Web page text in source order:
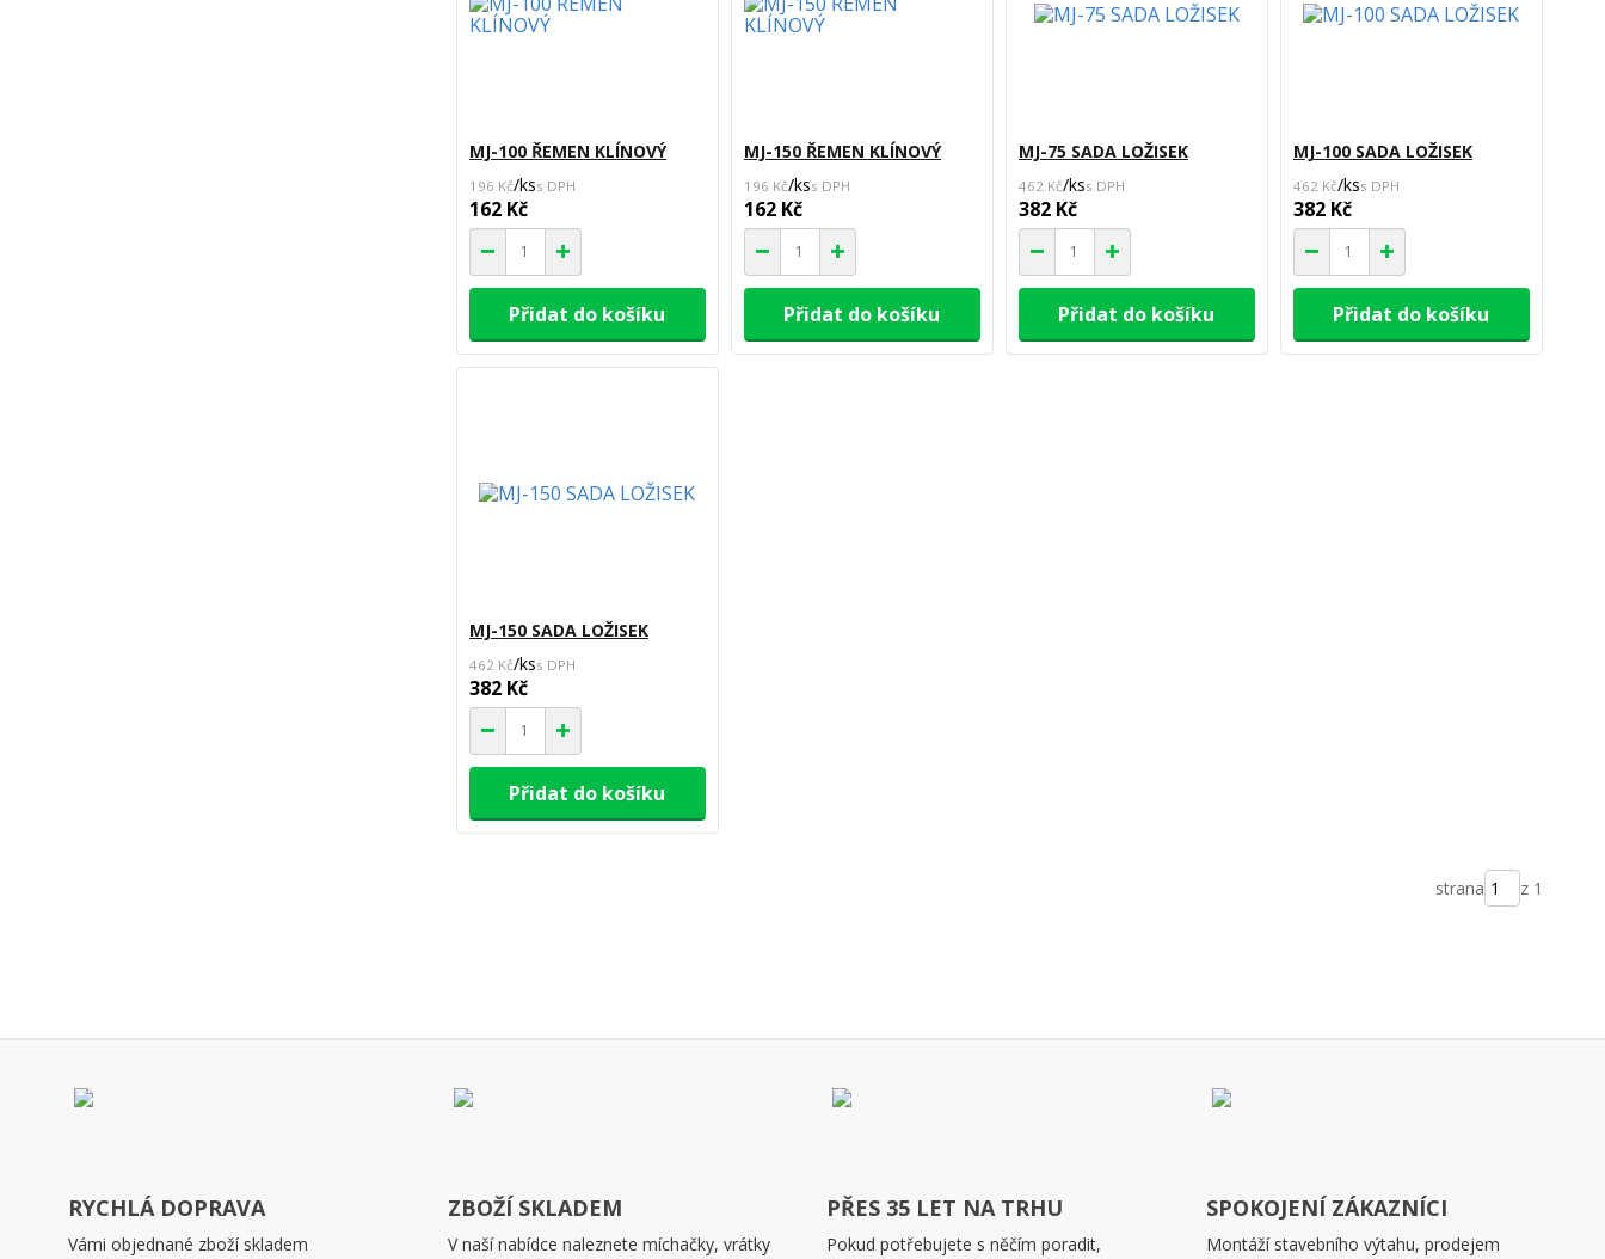
MJ-100 ŘEMEN KLÍNOVÝ
196 Kč/ks
162 Kč
Přidat do košíku
MJ-150 ŘEMEN KLÍNOVÝ
196 Kč/ks
162 Kč
Přidat do košíku
MJ-75 SADA LOŽISEK
462 Kč/ks
382 Kč
Přidat do košíku
MJ-100 SADA LOŽISEK
462 Kč/ks
382 Kč
Přidat do košíku
MJ-150 SADA LOŽISEK
462 Kč/ks
382 Kč
Přidat do košíku
strana z 1
RYCHLÁ DOPRAVA
Vámi objednané zboží skladem
ZBOŽÍ SKLADEM
V naší nabídce naleznete míchačky, vrátky
PŘES 35 LET NA TRHU
Pokud potřebujete s něčím poradit,
SPOKOJENÍ ZÁKAZNÍCI
Montáží stavebního výtahu, prodejem